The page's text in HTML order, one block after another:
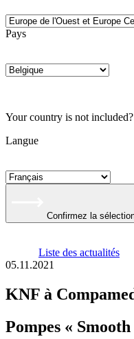
Pays
Your country is not
Langue
Confirmez la
Liste des actualités
05.11.2021
KNF à
Pompes «